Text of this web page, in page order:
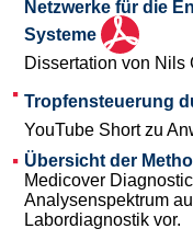
Netzwerke für die
Systeme
Dissertation von Nils
Tropfensteuerung
YouTube Short zu
Übersicht der
Medicover
Analysenspektrum
Labordiagnostik vor.